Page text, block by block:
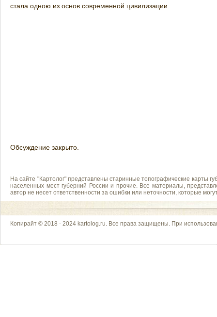
стала одною из основ современной цивилизации.
Обсуждение закрыто.
На сайте "Картолог" представлены старинные топографические карты
населенных мест губерний России и прочие. Все материалы,
автор не несет ответственности за ошибки или неточности, которые
Копирайт © 2018 - 2024 kartolog.ru. Все права защищены. При